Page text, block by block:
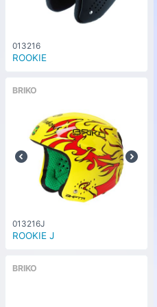
013216
ROOKIE
BRIKO
013216J
ROOKIE J
BRIKO